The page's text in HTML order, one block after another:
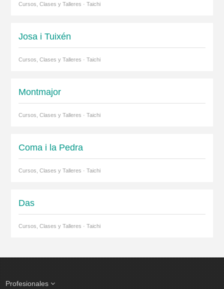
Cursos, Clases y Talleres · Taichi
Josa i Tuixén
Cursos, Clases y Talleres · Taichi
Montmajor
Cursos, Clases y Talleres · Taichi
Coma i la Pedra
Cursos, Clases y Talleres · Taichi
Das
Cursos, Clases y Talleres · Taichi
Profesionales